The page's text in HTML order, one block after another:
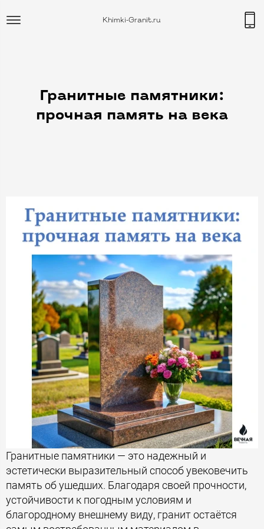
Khimki-Granit.ru
Гранитные памятники:
прочная память на века
Гранитные памятники — это надежный и
эстетически выразительный способ увековечить
память об ушедших. Благодаря своей прочности,
устойчивости к погодным условиям и
благородному внешнему виду, гранит остаётся